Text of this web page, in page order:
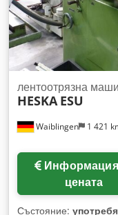
Waiblingen 1 421
лентоотрязна
HESKA ESU
Информация за
цената
Състояние: